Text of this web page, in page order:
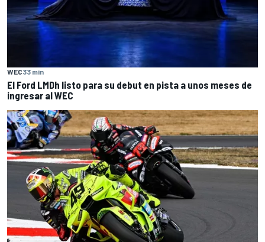
WEC33 min
El Ford LMDh listo para su debut en pista a unos meses de
ingresar al WEC